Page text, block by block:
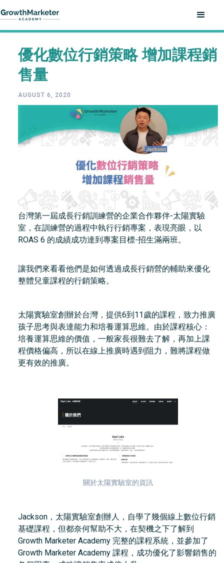
優化數位行銷策略 增加課程銷
售量
AUGUST 6, 2020
台灣第一屆成長行銷訓練營的企業合作夥伴-太陽實驗
室，在訓練營的過程中執行行銷專案，表現亮眼，以
ROAS 6 的成績成功達到專案目標-招生滿兩班。
讓我們來看看他們是如何透過成長行銷營的輔助來優化
整體兒童課程的行銷策略。
太陽實驗室創辦於台灣，提供6到11歲的課程，致力推廣
孩子思考與表達能力和培養運算思維。由於課程核心：
培養運算思維的價值，一般家長很難去了解，再加上課
程價格偏高，所以在線上推廣時遇到阻力，難將課程做
更有效的推廣。
關於太陽實驗室的資訊
Jackson，太陽實驗室創辦人，自學了幾個線上數位行銷
基礎課程，但都奈何幫助不大，在契機之下了解到
Growth Marketer Academy 完整的課程系統，並參加了
Growth Marketer Academy 課程，成功優化了影響銷售的